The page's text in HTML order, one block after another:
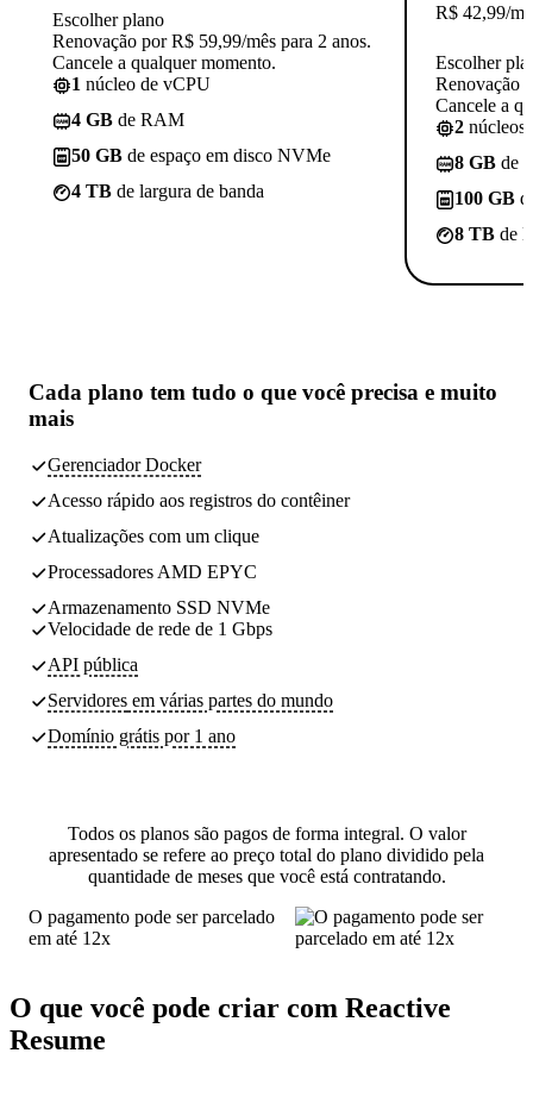
Escolher plano
Renovação por R$ 59,99/mês para 2 anos.
Cancele a qualquer momento.
1 núcleo de vCPU
4 GB de RAM
50 GB de espaço em disco NVMe
4 TB de largura de banda
R$ 42,99/
Escolher
Renovação
Cancele a
2 núcleos
8 GB de
100 GB
8 TB de
Cada plano tem tudo o que você precisa e muito
mais
Gerenciador Docker
Acesso rápido aos registros do contêiner
Atualizações com um clique
Processadores AMD EPYC
Armazenamento SSD NVMe
Velocidade de rede de 1 Gbps
API pública
Servidores em várias partes do mundo
Domínio grátis por 1 ano
Todos os planos são pagos de forma integral. O valor
apresentado se refere ao preço total do plano dividido pela
quantidade de meses que você está contratando.
O pagamento pode ser parcelado
em até 12x
O que você pode criar com Reactive
Resume